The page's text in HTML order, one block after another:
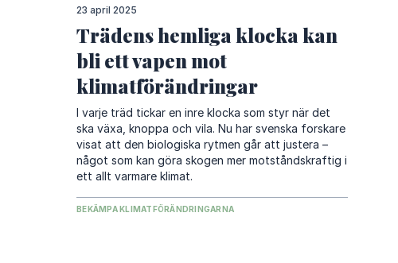
23 april 2025
Trädens hemliga klocka kan
bli ett vapen mot
klimatförändringar
I varje träd tickar en inre klocka som styr när det
ska växa, knoppa och vila. Nu har svenska forskare
visat att den biologiska rytmen går att justera –
något som kan göra skogen mer motståndskraftig i
ett allt varmare klimat.
BEKÄMPA KLIMATFÖRÄNDRINGARNA